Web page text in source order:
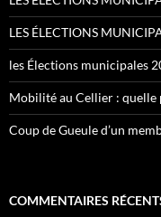
LES ÉLECTIONS
les Élections municipales
Mobilité au Cellier : quelle
Coup de Gueule d’un
COMMENTAIRES